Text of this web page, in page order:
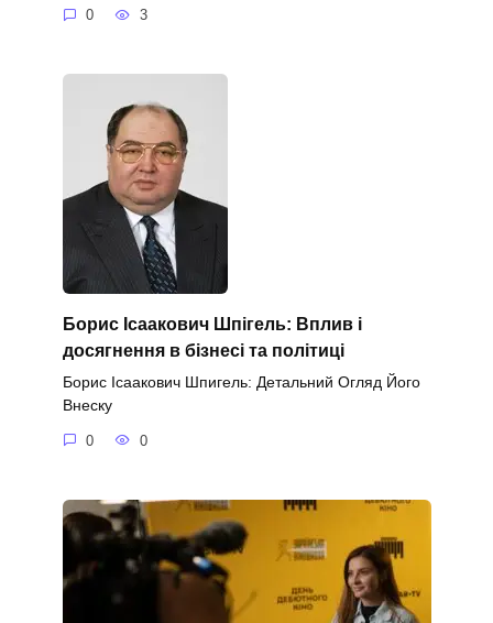
0 3
Борис Ісаакович Шпігель: Вплив і
досягнення в бізнесі та політиці
Борис Ісаакович Шпигель: Детальний Огляд Його
Внеску
0 0